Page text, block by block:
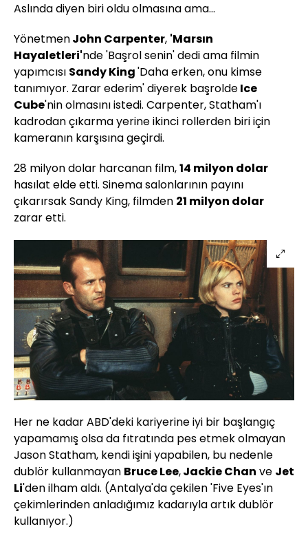
Aslında diyen biri oldu olmasına ama...
YönetmenJohn Carpenter, 'Marsın
Hayaletleri'nde 'Başrol senin' dedi ama filmin
yapımcısı Sandy King'Daha erken, onu kimse
tanımıyor. Zarar ederim' diyerek başroldeIce
Cube'nin olmasını istedi. Carpenter, Statham'ı
kadrodan çıkarma yerine ikinci rollerden biri için
kameranın karşısına geçirdi.
28 milyon dolar harcanan film,14 milyon dolar
hasılat elde etti. Sinema salonlarının payını
çıkarırsak Sandy King, filmden 21 milyon dolar
zarar etti.
Her ne kadar ABD'deki kariyerine iyi bir başlangıç
yapamamış olsa da fıtratında pes etmek olmayan
Jason Statham, kendi işini yapabilen, bu nedenle
dublör kullanmayan Bruce Lee,Jackie Chan ve Jet
Li'den ilham aldı. (Antalya'da çekilen 'Five Eyes'ın
çekimlerinden anladığımız kadarıyla artık dublör
kullanıyor.)